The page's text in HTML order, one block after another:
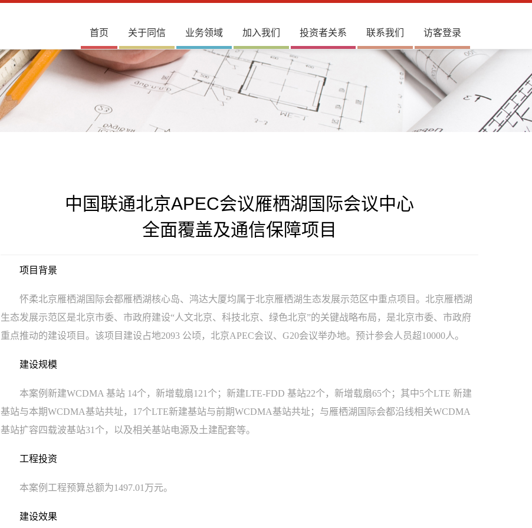
首页 关于同信 业务领域 加入我们 投资者关系 联系我们 访客登录
中国联通北京APEC会议雁栖湖国际会议中心
全面覆盖及通信保障项目
项目背景
怀柔北京雁栖湖国际会都雁栖湖核心岛、鸿达大厦均属于北京雁栖湖生态发展示范区中重点项目。北京雁栖湖
生态发展示范区是北京市委、市政府建设“人文北京、科技北京、绿色北京”的关键战略布局，是北京市委、市政府
重点推动的建设项目。该项目建设占地2093 公顷，北京APEC会议、G20会议举办地。预计参会人员超10000人。
建设规模
本案例新建WCDMA 基站 14个，新增载扇121个；新建LTE-FDD 基站22个，新增载扇65个；其中5个LTE 新建
基站与本期WCDMA基站共址，17个LTE新建基站与前期WCDMA基站共址；与雁栖湖国际会都沿线相关WCDMA
基站扩容四载波基站31个，以及相关基站电源及土建配套等。
工程投资
本案例工程预算总额为1497.01万元。
建设效果